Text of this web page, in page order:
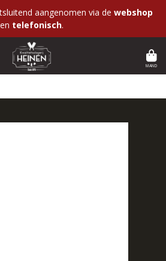
aangenomen via de webshop
en telefonisch.
MAND